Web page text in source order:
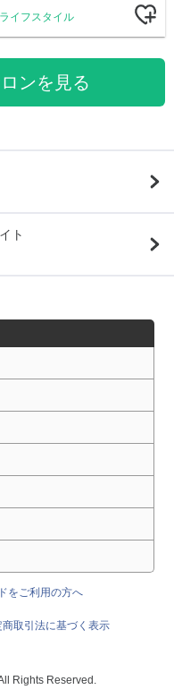
イフスタイル
ンを見る
ト
をご利用の方へ
商取引法に基づく表示
Rights Reserved.